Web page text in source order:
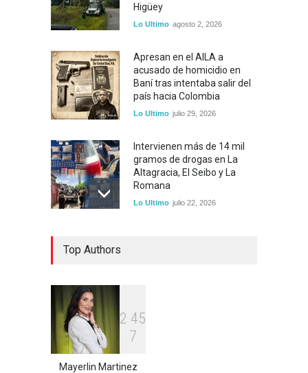
Higüey
Lo Ultimo agosto 2, 2026
Apresan en el AILA a
acusado de homicidio en
Baní tras intentaba salir del
país hacia Colombia
Lo Ultimo julio 29, 2026
Intervienen más de 14 mil
gramos de drogas en La
Altagracia, El Seibo y La
Romana
Lo Ultimo julio 22, 2026
Top Authors
2 45
7
Mayerlin Martinez